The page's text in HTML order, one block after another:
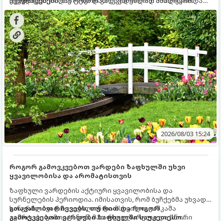
ხეები ზაფხულის სიცხეში:
2026/08/03 15:24
როგორ გამოვკვებოთ ვარდები ზაფხულში უხვი
ყვავილობისა და არომატისთვის
ზაფხული ვარდების აქტიური ყვავილობისა და
სურნელების პერიოდია. იმისათვის, რომ ბუჩქებმა უხვად,
ხანგრძლივად იყვავილონ და მსხვილი, კაშკაშა
კვირტები გამოიტანონ, მათ რეგულარული და სწორი
გთავაზობთ რჩევებს, თუ რით და როგორ
გამოვკვებოთ ვარდები ზაფხულში საუკეთესო